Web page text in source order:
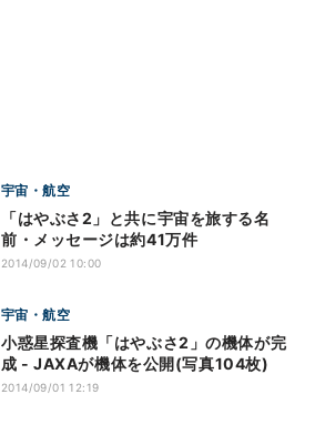
宇宙・航空
「はやぶさ2」と共に宇宙を旅する名
前・メッセージは約41万件
2014/09/02 10:00
宇宙・航空
小惑星探査機「はやぶさ2」の機体が完
成 - JAXAが機体を公開(写真104枚)
2014/09/01 12:19